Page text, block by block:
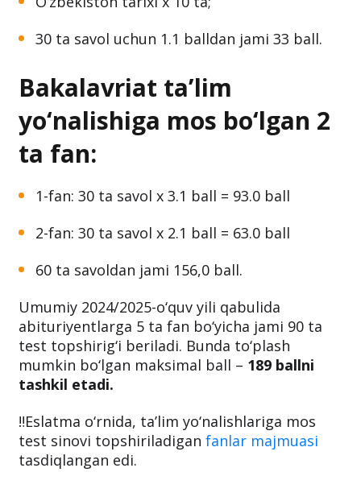
30 ta savol uchun 1.1 balldan jami 33 ball.
Bakalavriat ta’lim
yo‘nalishiga mos bo‘lgan 2
ta fan:
1-fan: 30 ta savol x 3.1 ball = 93.0 ball
2-fan: 30 ta savol x 2.1 ball = 63.0 ball
60 ta savoldan jami 156,0 ball.
Umumiy 2024/2025-o‘quv yili qabulida
abituriyentlarga 5 ta fan bo‘yicha jami 90 ta
test topshirig‘i beriladi. Bunda to‘plash
mumkin bo‘lgan maksimal ball – 189 ballni
tashkil etadi.
‼️Eslatma o‘rnida, ta’lim yo‘nalishlariga mos
test sinovi topshiriladigan fanlar majmuasi
tasdiqlangan edi.